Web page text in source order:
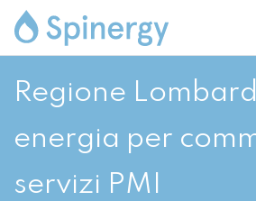
Regione
energia per
servizi PMI